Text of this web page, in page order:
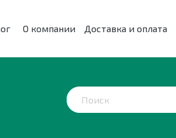
О компании Доставка и оплата